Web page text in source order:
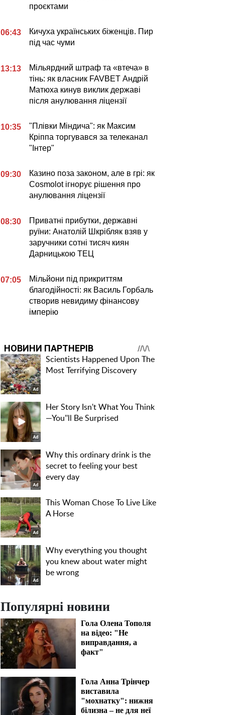
проєктами
06:43
Кичуха українських біженців. Пир
під час чуми
13:13
Мільярдний штраф та «втеча» в
тінь: як власник FAVBET Андрій
Матюха кинув виклик державі
після анулювання ліцензії
10:35
"Плівки Міндича": як Максим
Кріппа торгувався за телеканал
"Інтер"
09:30
Казино поза законом, але в грі: як
Cosmolot ігнорує рішення про
анулювання ліцензії
08:30
Приватні прибутки, державні
руїни: Анатолій Шкрібляк взяв у
заручники сотні тисяч киян
Дарницькою ТЕЦ
07:05
Мільйони під прикриттям
благодійності: як Василь Горбаль
створив невидиму фінансову
імперію
Популярні новини
Гола Олена Тополя
на відео: "Не
виправдання, а
факт"
Гола Анна Трінчер
виставила
"мохнатку": нижня
білизна – не для неї